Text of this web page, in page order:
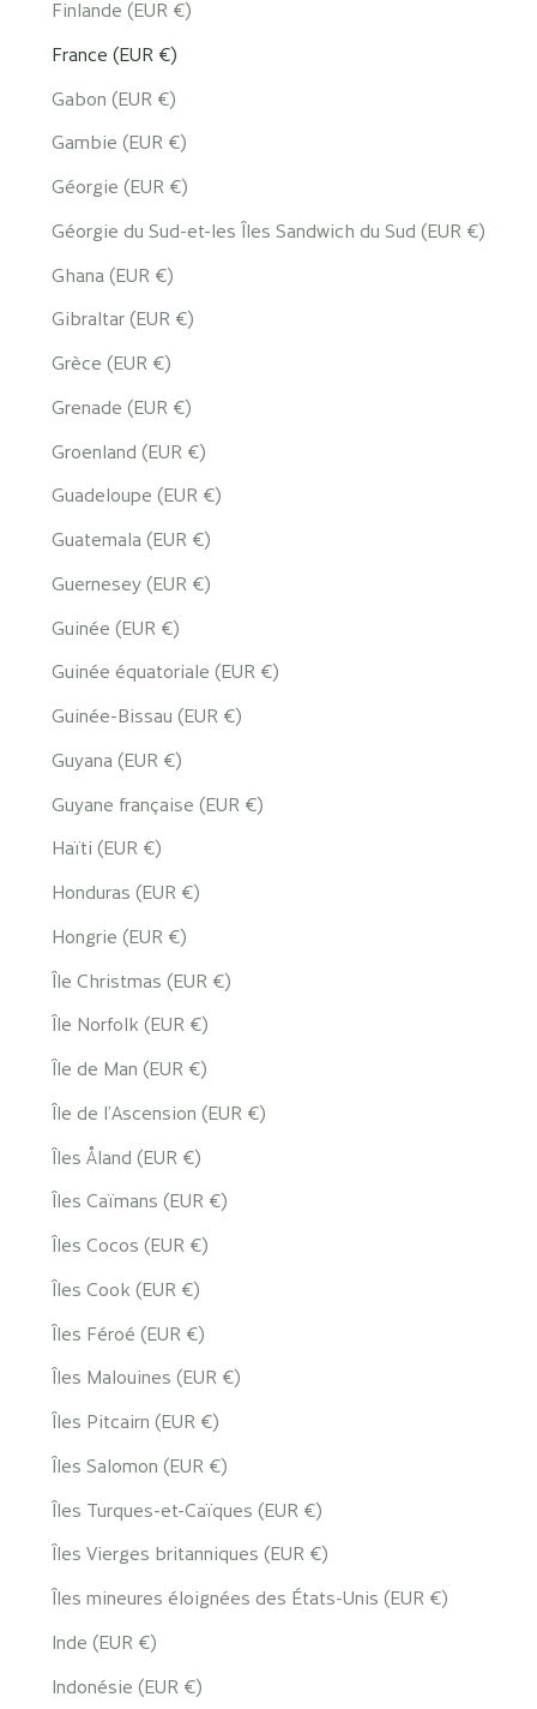
Finlande (EUR €)
France (EUR €)
Gabon (EUR €)
Gambie (EUR €)
Géorgie (EUR €)
Géorgie du Sud-et-les Îles Sandwich du Sud (EUR €)
Ghana (EUR €)
Gibraltar (EUR €)
Grèce (EUR €)
Grenade (EUR €)
Groenland (EUR €)
Guadeloupe (EUR €)
Guatemala (EUR €)
Guernesey (EUR €)
Guinée (EUR €)
Guinée équatoriale (EUR €)
Guinée-Bissau (EUR €)
Guyana (EUR €)
Guyane française (EUR €)
Haïti (EUR €)
Honduras (EUR €)
Hongrie (EUR €)
Île Christmas (EUR €)
Île Norfolk (EUR €)
Île de Man (EUR €)
Île de l’Ascension (EUR €)
Îles Åland (EUR €)
Îles Caïmans (EUR €)
Îles Cocos (EUR €)
Îles Cook (EUR €)
Îles Féroé (EUR €)
Îles Malouines (EUR €)
Îles Pitcairn (EUR €)
Îles Salomon (EUR €)
Îles Turques-et-Caïques (EUR €)
Îles Vierges britanniques (EUR €)
Îles mineures éloignées des États-Unis (EUR €)
Inde (EUR €)
Indonésie (EUR €)